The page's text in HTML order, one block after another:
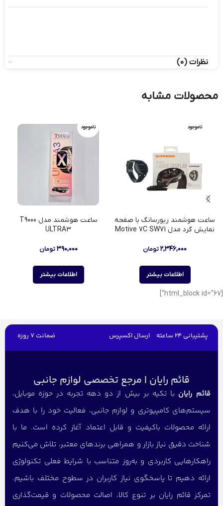
نظرات (0)
محصولات مشابه
ناموجود
ساعت هوشمند ریورسانگ با صفحه
نمایش گرد مدل Motive 7C SW71
۲,۳۴۶,۰۰۰تومان
اطلاعات بیشتر
ناموجود
ساعت هوشمند مدل T9000
ULTRA3
۳۹۰,۰۰۰ تومان
اطلاعات بیشتر
[html_block id="67"]
پشتیبانی 24 ساعته ارسال اکسپرس ضمانت 7 روزه
قائم رایان | مرجع تخصصی لوازم جانبی
قائم رایان با تکیه بر بیش از دو دهه تجربه در حوزه موبایل،
سیستم‌های کامپیوتری و لوازم جانبی، فعالیت خود را با هدف
ارائه محصولات باکیفیت و قابل اعتماد آغاز کرده است. ما با
شناخت دقیق نیاز بازار و همراهی برندهای معتبر، تلاش می‌کنیم
راهکارهایی کاربردی و به‌روز متناسب با شرایط فعلی تکنولوژی
ارائه دهیم تا پاسخگوی نیاز کاربران در سطوح مختلف باشیم.
تمرکز قائم رایان بر تنوع کالا، اصالت محصولات و قیمت‌گذاری